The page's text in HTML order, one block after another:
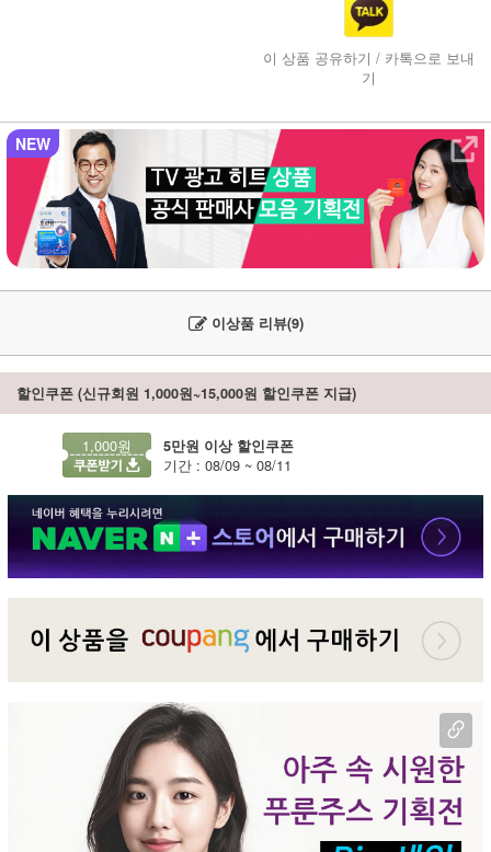
이 상품 공유하기 / 카톡으로 보내
기
NEW
이상품 리뷰(9)
할인쿠폰 (신규회원 1,000원~15,000원 할인쿠폰 지급)
1,000원 5만원 이상 할인쿠폰
기간 : 08/09 ~ 08/11